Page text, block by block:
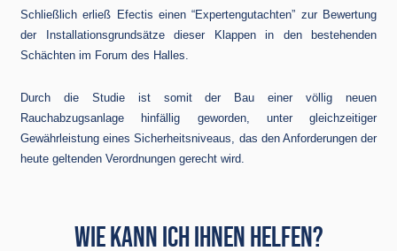
Schließlich erließ Efectis einen “Expertengutachten” zur Bewertung
der Installationsgrundsätze dieser Klappen in den bestehenden
Schächten im Forum des Halles.
Durch die Studie ist somit der Bau einer völlig neuen
Rauchabzugsanlage hinfällig geworden, unter gleichzeitiger
Gewährleistung eines Sicherheitsniveaus, das den Anforderungen der
heute geltenden Verordnungen gerecht wird.
WIE KANN ICH IHNEN HELFEN?